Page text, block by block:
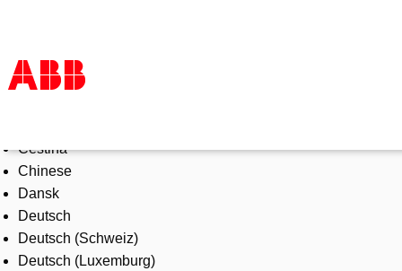
Products & Solutions
Industries
Services
About us
Where to buy
Contact us
Čeština
Chinese
Dansk
Deutsch
Deutsch (Schweiz)
Deutsch (Luxemburg)